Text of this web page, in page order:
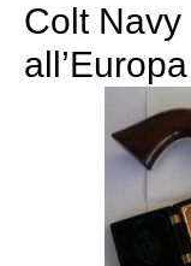
Colt
all’Europa